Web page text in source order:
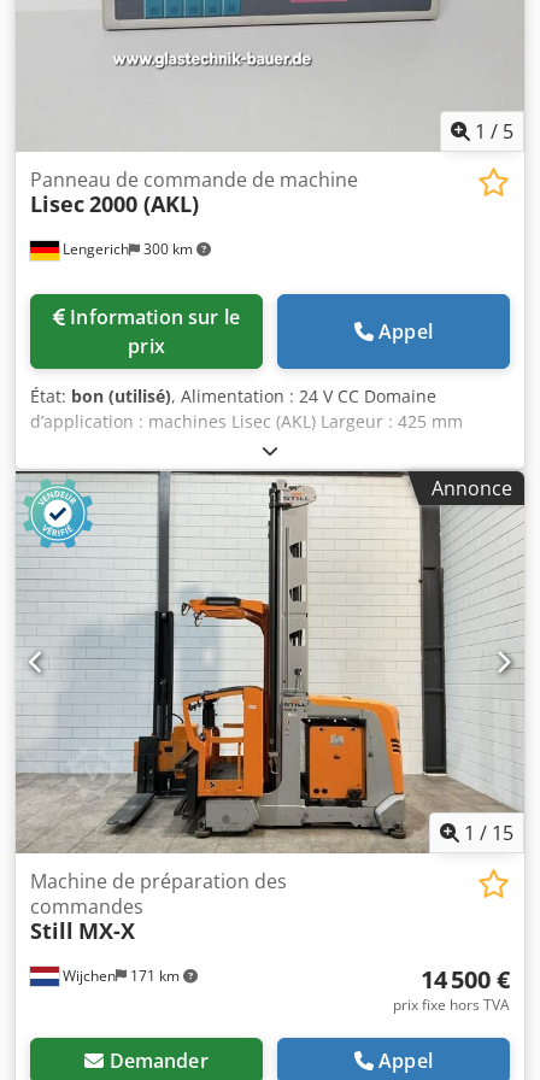
1 / 5
Lengerich 300 km
Panneau de commande de machine
Lisec2000 (AKL)
prix
Appel
État: bon (utilisé), Alimentation : 24 V CC Domaine
d’application : machines Lisec (AKL) Largeur : 425 mm
Hauteur : 160 mm Profondeur : environ 30 mm Dwodpfx
Ajzcvd Njh Tea Poids : 1402 g État : bon, d’occasion
Annonce
1 / 15
Wijchen 171 km
Machine de préparation des
commandes
Still MX-X
14 500 €
prix fixe hors TVA
Demander Appel